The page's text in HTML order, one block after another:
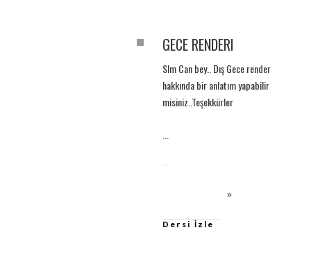
GECE RENDERI
Slm Can bey.. Dış Gece render
hakkında bir anlatım yapabilir
misiniz..Teşekkürler
Dersi İzle